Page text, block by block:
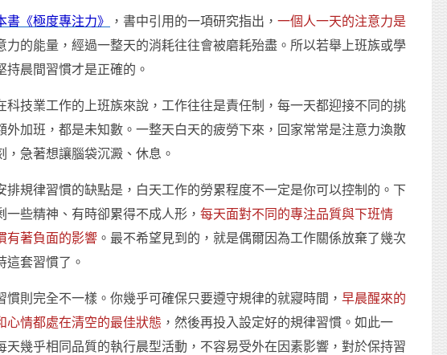
書《極度專注力》 ，書中引用的一項研究指出， 一個人一天的注意力是
力的能量，經過一整天的消耗往往會被磨耗殆盡。所以若舉上班族或學
持晨間習慣才是正確的。
科技業工作的上班族來說，工作往往是責任制，每一天都迎接不同的挑
外加班，都是未知數。一整天白天的疲勞下來，回家常常是注意力渙散
，急著想讓腦袋沉澱、休息。
排規律習慣的缺點是，白天工作的勞累程度不一定是你可以控制的。下
一些精神、有時卻累得不成人形， 每天面對不同的專注品質與下班情
有著負面的影響 。最不希望見到的，就是偶爾因為工作關係放棄了幾次
這套習慣了。
慣則完全不一樣。你幾乎可確保只要遵守規律的就寢時間， 早晨醒來的
心情都處在清空的最佳狀態 ，然後再投入設定好的規律習慣。如此一
天幾乎相同品質的執行晨型活動，不容易受外在因素影響，對於保持習